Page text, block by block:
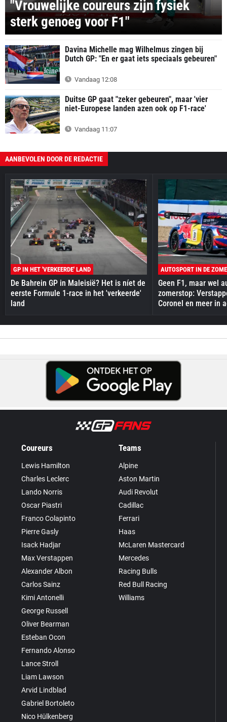
"Vrouwelijke coureurs zijn fysiek
sterk genoeg voor F1"
Davina Michelle mag Wilhelmus zingen bij
Dutch GP: "En er gaat iets speciaals gebeuren"
Vandaag 12:08
Duitse GP gaat "zeker gebeuren", maar 'vier
niet-Europese landen azen ook op F1-race'
Vandaag 11:07
AANBEVOLEN DOOR DE REDACTIE
GP IN HET 'VERKEERDE' LAND
De Bahrein GP in Maleisië? Het is níet de
eerste Formule 1-race in het 'verkeerde'
land
AUTOSPORT IN DE
Geen F1, maar wel
zomerstop:
Coronel en meer in
Coureurs
Lewis Hamilton
Charles Leclerc
Lando Norris
Oscar Piastri
Franco Colapinto
Pierre Gasly
Isack Hadjar
Max Verstappen
Alexander Albon
Carlos Sainz
Kimi Antonelli
George Russell
Oliver Bearman
Esteban Ocon
Fernando Alonso
Lance Stroll
Liam Lawson
Arvid Lindblad
Gabriel Bortoleto
Nico Hülkenberg
Teams
Alpine
Aston Martin
Audi Revolut
Cadillac
Ferrari
Haas
McLaren Mastercard
Mercedes
Racing Bulls
Red Bull Racing
Williams